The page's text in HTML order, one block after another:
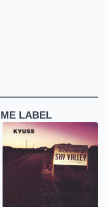
LABEL